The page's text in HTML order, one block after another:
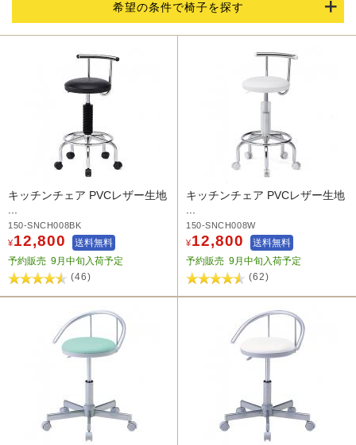
希望の条件で椅子を探す
キッチンチェア PVCレザー生地
150-SNCH008BK
¥12,800
送料無料
予約販売 9月中旬入荷予定
(46)
キッチンチェア PVCレザー生地
150-SNCH008W
¥12,800
送料無料
予約販売 9月中旬入荷予定
(62)